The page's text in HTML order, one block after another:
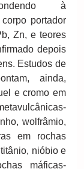
à
portador
Zn, e teores
depois
Estudos de
ainda,
e cromo em
wolfrâmio,
em rochas
nióbio e
máficas-